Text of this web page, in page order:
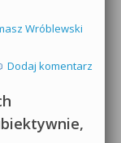
Wróblewski
Dodaj komentarz